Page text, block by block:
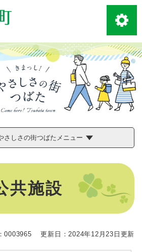
さしさの街つばたメニュー
共施設
0003965 更新日：2024年12月23日更新